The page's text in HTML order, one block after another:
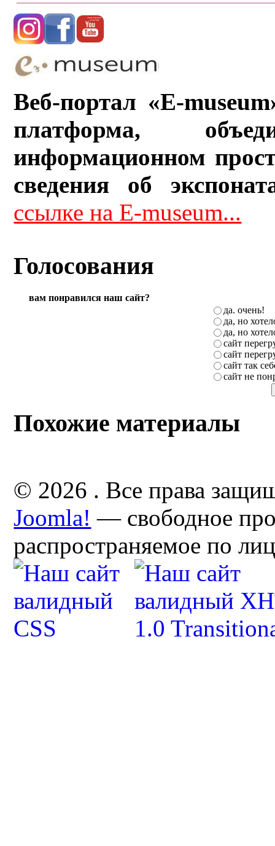
Веб-портал «E-
платформа,
информационном
сведения об
ссылке на E-museum...
Голосования
вам понравился наш сайт?
да. очень!
да, но
да, но
сайт
сайт
сайт так
сайт не
Похожие материалы
© 2026 . Все права
Joomla! — свободное
распространяемое по